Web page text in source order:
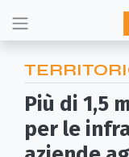
Più di 1,5
per le